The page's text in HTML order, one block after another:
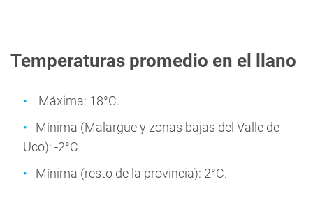
Temperaturas promedio en el llano
Máxima: 18°C.
Mínima (Malargüe y zonas bajas del Valle de
Uco): -2°C.
Mínima (resto de la provincia): 2°C.